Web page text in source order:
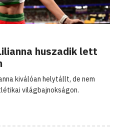
huszadik lett
kiválóan helytállt, de nem
világbajnokságon.